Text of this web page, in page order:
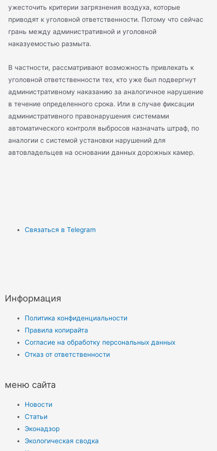
ужесточить критерии загрязнения воздуха, которые
приводят к уголовной ответственности. Потому что сейчас
грань между административной и уголовной
наказуемостью размыта.
В частности, рассматривают возможность привлекать к
уголовной ответственности тех, кто уже был подвергнут
административному наказанию за аналогичное нарушение
в течение определенного срока. Или в случае фиксации
административного правонарушения системами
автоматического контроля выбросов назначать штраф, по
аналогии с системой установки нарушений для
автовладельцев на основании данных дорожных камер.
Связаться в Telegram
Информация
Политика конфиденциальности
Правила копирайта
Согласие на обработку персональных данных
Отказ от ответственности
меню сайта
Новости
Статьи
Эконадзор
Экологическая сводка